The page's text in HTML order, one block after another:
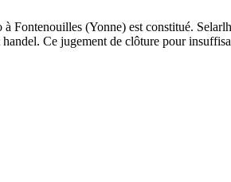
Fontenouilles (Yonne) est constitué.
Ce jugement de clôture pour